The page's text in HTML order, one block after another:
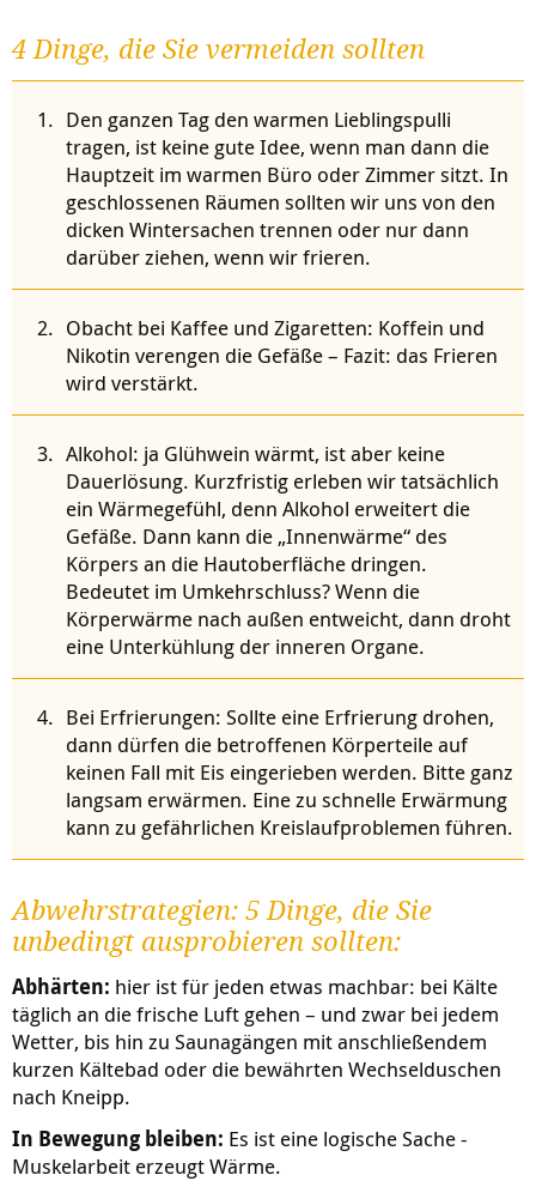
4 Dinge, die Sie vermeiden sollten
Den ganzen Tag den warmen Lieblingspulli
tragen, ist keine gute Idee, wenn man dann die
Hauptzeit im warmen Büro oder Zimmer sitzt. In
geschlossenen Räumen sollten wir uns von den
dicken Wintersachen trennen oder nur dann
darüber ziehen, wenn wir frieren.
Obacht bei Kaffee und Zigaretten: Koffein und
Nikotin verengen die Gefäße – Fazit: das Frieren
wird verstärkt.
Alkohol: ja Glühwein wärmt, ist aber keine
Dauerlösung. Kurzfristig erleben wir tatsächlich
ein Wärmegefühl, denn Alkohol erweitert die
Gefäße. Dann kann die „Innenwärme“ des
Körpers an die Hautoberfläche dringen.
Bedeutet im Umkehrschluss? Wenn die
Körperwärme nach außen entweicht, dann droht
eine Unterkühlung der inneren Organe.
Bei Erfrierungen: Sollte eine Erfrierung drohen,
dann dürfen die betroffenen Körperteile auf
keinen Fall mit Eis eingerieben werden. Bitte ganz
langsam erwärmen. Eine zu schnelle Erwärmung
kann zu gefährlichen Kreislaufproblemen führen.
Abwehrstrategien: 5 Dinge, die Sie
unbedingt ausprobieren sollten:
Abhärten: hier ist für jeden etwas machbar: bei Kälte
täglich an die frische Luft gehen – und zwar bei jedem
Wetter, bis hin zu Saunagängen mit anschließendem
kurzen Kältebad oder die bewährten Wechselduschen
nach Kneipp.
In Bewegung bleiben: Es ist eine logische Sache -
Muskelarbeit erzeugt Wärme.